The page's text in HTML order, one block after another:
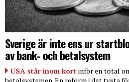
Sverige är inte ens ur
av bank- och betalsystem
USA står inom kort inför en total